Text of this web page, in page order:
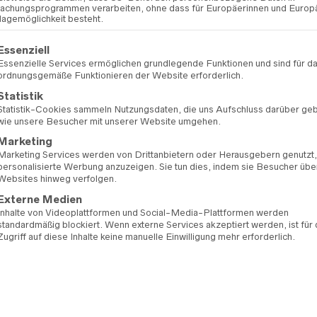
VORRÄTIG
IN
ZUR
ARTIKELNUMMER:
verarbeiten, ohne dass für Europäerinnen und
besteht.
eine Liste der Service-Gruppen, für die eine Einwilligung erteilt
Essenziell
Services ermöglichen grundlegende Funktionen und sind für
Funktionieren der Website erforderlich.
Cookies sammeln Nutzungsdaten, die uns Aufschluss darüber
unsere Besucher mit unserer Website umgehen.
Marketing
Services werden von Drittanbietern oder Herausgebern genutzt,
Werbung anzuzeigen. Sie tun dies, indem sie Besucher
hinweg verfolgen.
Medien
von Videoplattformen und Social-Media-Plattformen werden
blockiert. Wenn externe Services akzeptiert werden, ist für
auf diese Inhalte keine manuelle Einwilligung mehr erforderlich.